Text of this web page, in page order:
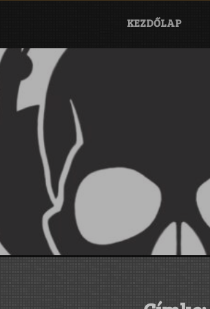
KEZDŐLAP